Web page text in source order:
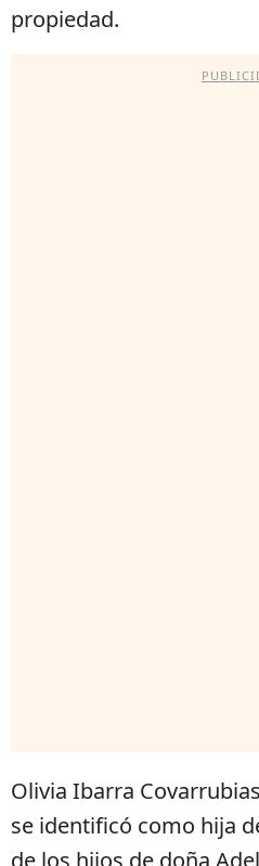
propiedad.
Olivia Ibarra
se identificó como hija
de los hijos de doña